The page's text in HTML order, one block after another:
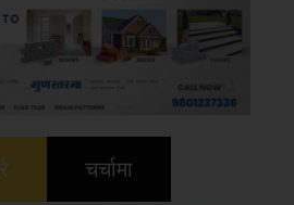
चर्चामा